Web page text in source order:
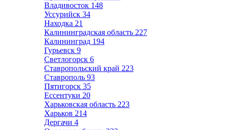
Владивосток 148
Уссурийск 34
Находка 21
Калининградская область 227
Калининград 194
Гурьевск 9
Светлогорск 6
Ставропольский край 223
Ставрополь 93
Пятигорск 35
Ессентуки 20
Харьковская область 223
Харьков 214
Дергачи 4